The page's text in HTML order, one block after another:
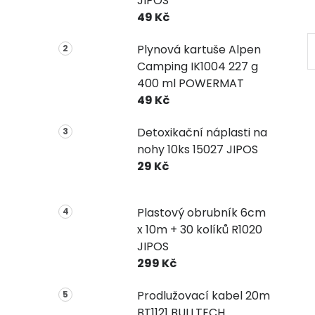
49 Kč
Plynová kartuše Alpen
Camping IK1004 227 g
400 ml POWERMAT
49 Kč
Detoxikační náplasti na
nohy 10ks 15027 JIPOS
29 Kč
Plastový obrubník 6cm
x 10m + 30 kolíků R1020
JIPOS
299 Kč
Prodlužovací kabel 20m